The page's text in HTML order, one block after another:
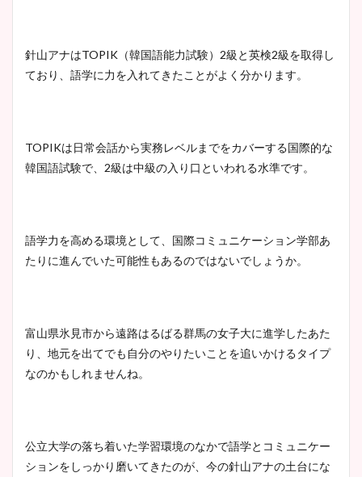
まとめた！
針山アナはTOPIK（韓国語能力試験）2級と英検2級を取得し
ており、語学に力を入れてきたことがよく分かります。
TOPIKは日常会話から実務レベルまでをカバーする国際的な
韓国語試験で、2級は中級の入り口といわれる水準です。
語学力を高める環境として、国際コミュニケーション学部あ
たりに進んでいた可能性もあるのではないでしょうか。
富山県氷見市から遠路はるばる群馬の女子大に進学したあた
り、地元を出てでも自分のやりたいことを追いかけるタイプ
なのかもしれませんね。
公立大学の落ち着いた学習環境のなかで語学とコミュニケー
ションをしっかり磨いてきたのが、今の針山アナの土台にな